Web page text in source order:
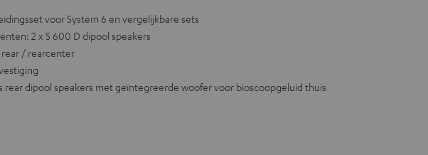
voor System 6 en vergelijkbare sets
2 x S 600 D dipool speakers
rear / rearcenter
rear dipool speakers met geïntegreerde woofer voor bioscoopgeluid thuis